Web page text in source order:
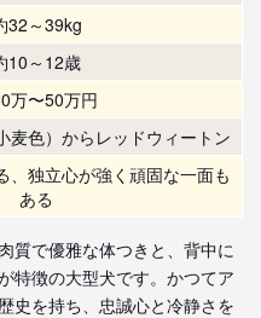
32～39kg
10～12歳
万〜50万円
麦色）からレッドウィートン
、独立心が強く頑固な一面も
ある
質で優雅な体つきと、背中に
特徴の大型犬です。かつてア
史を持ち、忠誠心と冷静さを